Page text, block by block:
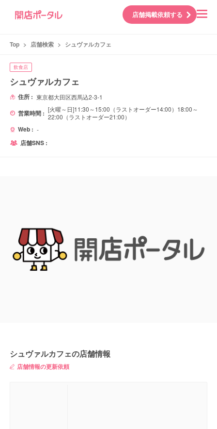
店舗掲載依頼する
Top > 店舗検索 > シュヴァルカフェ
飲食店
シュヴァルカフェ
住所 : 東京都大田区西馬込2-3-1
営業時間 : [火曜～日]11:30～15:00（ラストオーダー14:00）18:00～
22:00（ラストオーダー21:00）
Web : -
店舗SNS :
シュヴァルカフェの店舗情報
店舗情報の更新依頼